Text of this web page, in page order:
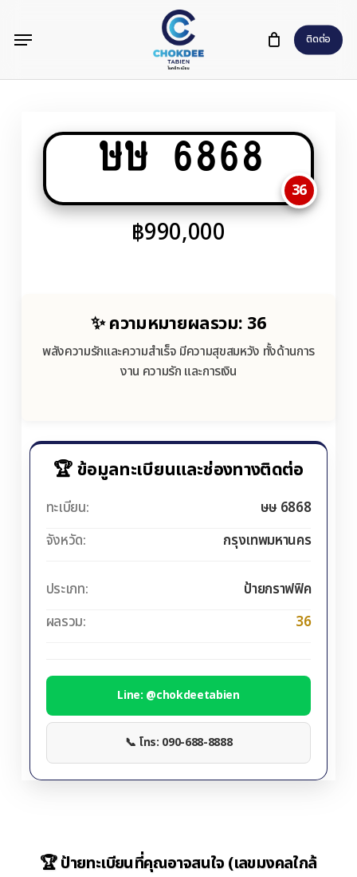
content
ติดต่อ
Menu
ษษ 6868
36
฿990,000
✨ ความหมายผลรวม: 36
พลังความรักและความสำเร็จ มีความสุขสมหวัง ทั้งด้านการ
งาน ความรัก และการเงิน
🏆 ข้อมูลทะเบียนและช่องทางติดต่อ
ทะเบียน:
ษษ 6868
จังหวัด:
กรุงเทพมหานคร
ประเภท:
ป้ายกราฟฟิค
ผลรวม:
36
Line: @chokdeetabien
📞 โทร: 090-688-8888
🏆 ป้ายทะเบียนที่คุณอาจสนใจ (เลขมงคลใกล้